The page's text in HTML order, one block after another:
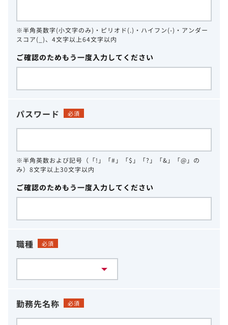
※半角英数字(小文字のみ)・ピリオド(.)・ハイフン(-)・アンダー
スコア(_)、4文字以上64文字以内
ご確認のためもう一度入力してください
パスワード 必須
※半角英数および記号（「!」「#」「$」「?」「&」「@」の
み）8文字以上30文字以内
ご確認のためもう一度入力してください
職種 必須
勤務先名称 必須